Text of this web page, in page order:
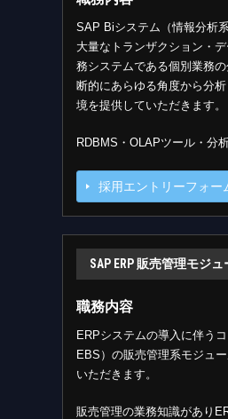
SAP Biシステム（情報分析
大量なトランザクション・
務システムである個別業務
断的にあらゆる角度から分
境を提供していただきます。
RDBMS・OLAPツール・分
採用エントリーフォー
SAP ERP 販売管理モジ
職務内容
ERPシステムの導入に伴う
EBS）の販売管理系モジュ
いただきます。
販売管理の業務知識があり